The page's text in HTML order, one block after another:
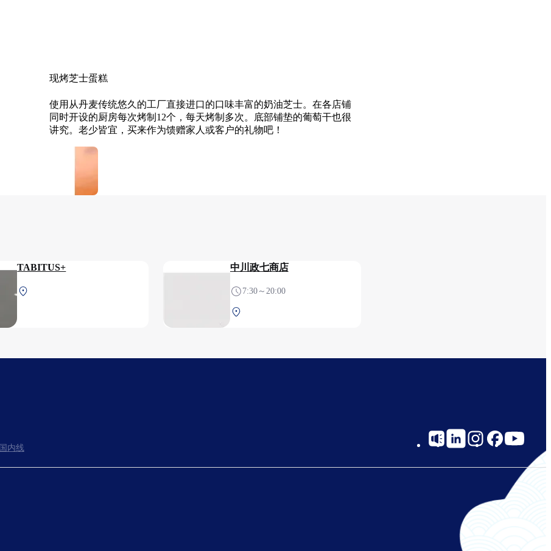
现烤芝士蛋糕
使用从丹麦传统悠久的工厂直接进口的口味丰富的奶油芝士。在各店铺
同时开设的厨房每次烤制12个，每天烤制多次。底部铺垫的葡萄干也很
讲究。老少皆宜，买来作为馈赠家人或客户的礼物吧！
Pudding
TABITUS+ 中川政七商店
7:30～20:00
国内线
Social